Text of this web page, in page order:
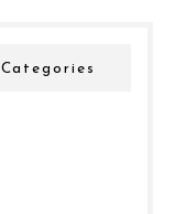
Categories